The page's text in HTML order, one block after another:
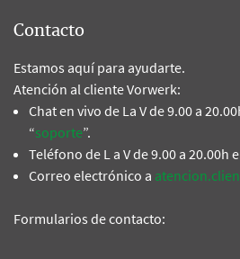
Contacto
Estamos aquí para ayudarte.
Atención al cliente Vorwerk:
Chat en vivo de La V de 9.00 a
“soporte”.
Teléfono de L a V de 9.00 a 20.00h
Correo electrónico a
Formularios de contacto: